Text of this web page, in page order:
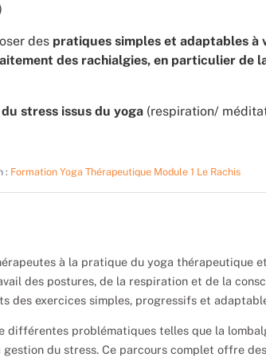
des pratiques simples et adaptables à
des rachialgies, en particulier de
stress issus du yoga(respiration/
: Formation Yoga Thérapeutique Module 1 Le Rachis
à la pratique du yoga thérapeutique
des postures, de la respiration et de la
des exercices simples, progressifs et
différentes problématiques telles que la
du stress. Ce parcours complet offre